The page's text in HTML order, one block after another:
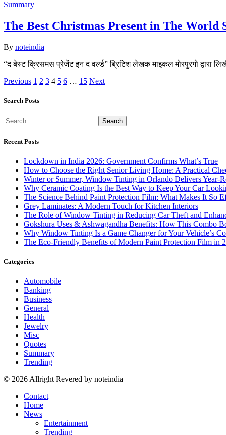
Summary
The Best Christmas Present in The World
By noteindia
“द बेस्ट क्रिसमस प्रेजेंट इन द वर्ल्ड” ब्रिटिश लेखक माइकल मोरपुरगो द्वारा
Previous 1 2 3 4 5 6 … 15 Next
Search Posts
Search
for:
Recent Posts
Lockdown in India 2026: Government Confirms What’s True
How to Choose the Right Senior Living Home: A Practical
Winter or Summer, Window Tinting in Orlando Delivers Year-
Why Ceramic Coating Is the Best Way to Keep Your Car
The Science Behind Paint Protection Film: What Makes It So
Grey Laminates: A Modern Touch for Kitchen Interiors
The Role of Window Tinting in Reducing Car Theft and
Gokshura Uses & Ashwagandha Benefits: How This Combo
Why Window Tinting Is a Game Changer for Your Vehicle’s
The Eco-Friendly Benefits of Modern Paint Protection Film in
Categories
Automobile
Banking
Business
General
Health
Jewelry
Misc
Quotes
Summary
Trending
© 2026 Allright Revered by noteindia
Contact
Home
News
Entertainment
Trending